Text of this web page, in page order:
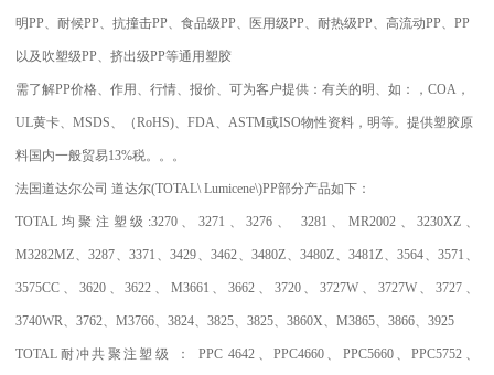
明PP、耐候PP、抗撞击PP、食品级PP、医用级PP、耐热级PP、高流动PP、PP
以及吹塑级PP、挤出级PP等通用塑胶
需了解PP价格、作用、行情、报价、可为客户提供：有关的明、如：，COA，
UL黄卡、MSDS、（RoHS)、FDA、ASTM或ISO物性资料，明等。提供塑胶原
料国内一般贸易13%税。。。
法国道达尔公司 道达尔(TOTAL\ Lumicene\)PP部分产品如下：
TOTAL 均聚注塑级 :3270、 3271 、3276 、 3281 、 MR2002、3230XZ 、
M3282MZ、3287、3371 、3429、3462、3480Z、3480Z、3481Z、3564、3571 、
3575CC 、 3620、3622 、 M3661 、3662 、 3720、3727W 、 3727W、 3727、
3740WR、3762、M3766、3824、3825、3825、3860X、M3865、3866、3925
TOTAL 耐冲共聚注塑级 ：PPC 4642 、PPC4660 、 PPC5660、PPC5752 、